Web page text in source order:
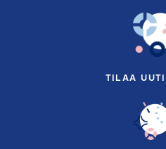
TILAA